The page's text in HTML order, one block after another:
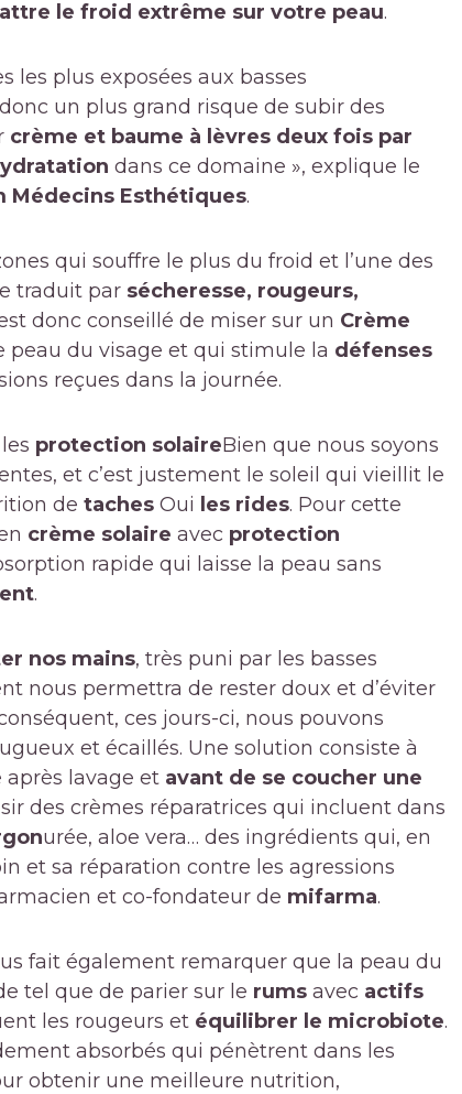
le froid extrême sur votre peau.
les plus exposées aux basses
un plus grand risque de subir des
crème et baume à lèvres deux fois par
dans ce domaine », explique le
Médecins Esthétiques.
qui souffre le plus du froid et l’une des
traduit par sécheresse, rougeurs,
donc conseillé de miser sur un Crème
du visage et qui stimule la défenses
reçues dans la journée.
protection solaireBien que nous soyons
et c’est justement le soleil qui vieillit le
de taches Oui les rides. Pour cette
crème solaire avec protection
rapide qui laisse la peau sans
.
nos mains, très puni par les basses
nous permettra de rester doux et d’éviter
ces jours-ci, nous pouvons
et écaillés. Une solution consiste à
lavage et avant de se coucher une
des crèmes réparatrices qui incluent dans
urée, aloe vera… des ingrédients qui, en
et sa réparation contre les agressions
et co-fondateur de mifarma.
fait également remarquer que la peau du
tel que de parier sur le rums avec actifs
les rougeurs et équilibrer le microbiote.
absorbés qui pénètrent dans les
obtenir une meilleure nutrition,